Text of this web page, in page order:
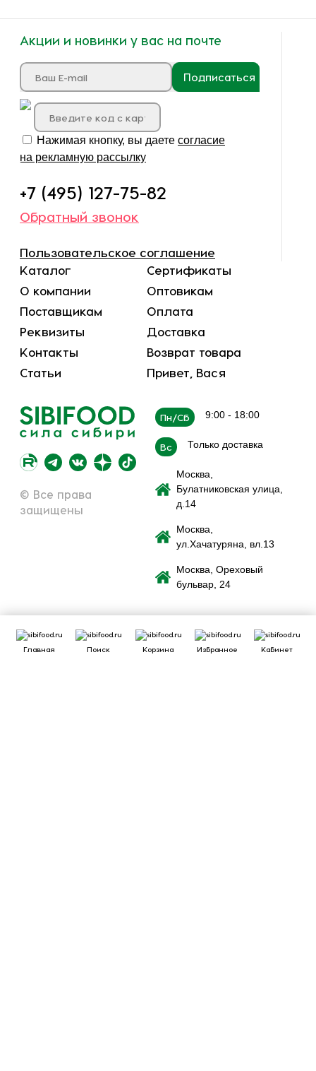
Главная Поиск Корзина Избранное Кабинет
© Все права
защищены
Каталог
О компании
Поставщикам
Реквизиты
Контакты
Статьи
Сертификаты
Оптовикам
Оплата
Доставка
Возврат товара
Привет, Вася
Акции и новинки у вас на почте
Подписаться
Нажимая кнопку, вы даете согласие
на рекламную рассылку
+7 (495) 127-75-82
Обратный звонок
Пользовательское соглашение
Пн/Сб 9:00 - 18:00
Вс Только доставка
Москва,
Булатниковская улица,
д.14
Москва,
ул.Хачатуряна, вл.13
Москва, Ореховый
бульвар, 24